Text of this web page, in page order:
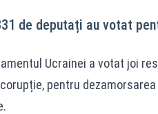
de deputați au votat
Ucrainei a votat joi
pentru